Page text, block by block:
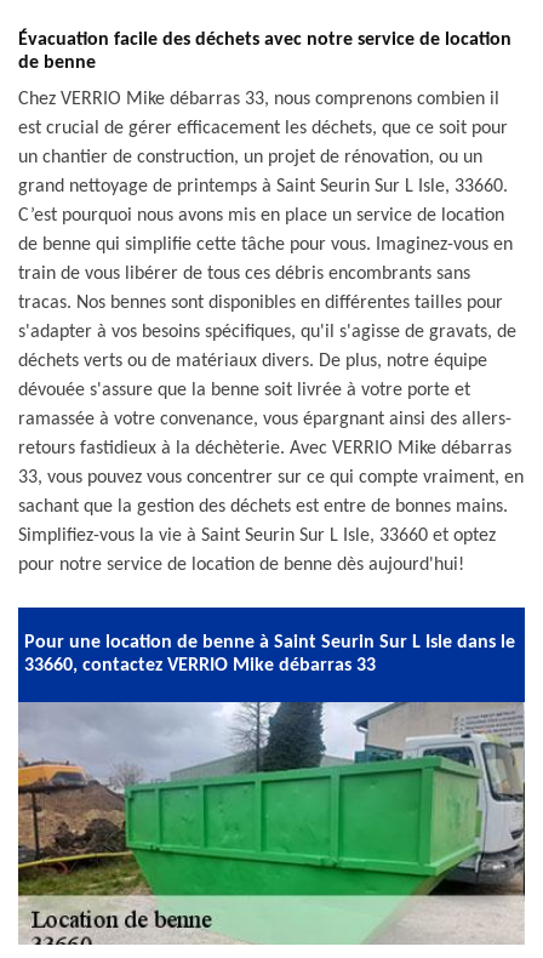
Évacuation facile des déchets avec notre service de location
de benne
Chez VERRIO Mike débarras 33, nous comprenons combien il
est crucial de gérer efficacement les déchets, que ce soit pour
un chantier de construction, un projet de rénovation, ou un
grand nettoyage de printemps à Saint Seurin Sur L Isle, 33660.
C’est pourquoi nous avons mis en place un service de location
de benne qui simplifie cette tâche pour vous. Imaginez-vous en
train de vous libérer de tous ces débris encombrants sans
tracas. Nos bennes sont disponibles en différentes tailles pour
s'adapter à vos besoins spécifiques, qu'il s'agisse de gravats, de
déchets verts ou de matériaux divers. De plus, notre équipe
dévouée s'assure que la benne soit livrée à votre porte et
ramassée à votre convenance, vous épargnant ainsi des allers-
retours fastidieux à la déchèterie. Avec VERRIO Mike débarras
33, vous pouvez vous concentrer sur ce qui compte vraiment, en
sachant que la gestion des déchets est entre de bonnes mains.
Simplifiez-vous la vie à Saint Seurin Sur L Isle, 33660 et optez
pour notre service de location de benne dès aujourd'hui!
Pour une location de benne à Saint Seurin Sur L Isle dans le
33660, contactez VERRIO Mike débarras 33